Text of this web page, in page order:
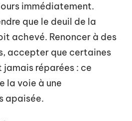
immédiatement.
que le deuil de la
achevé. Renoncer à des
accepter que certaines
jamais réparées : ce
la voie à une
apaisée.